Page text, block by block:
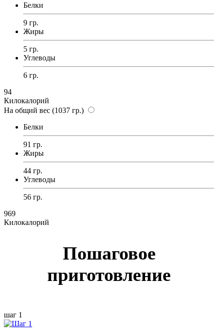
Белки
9 гр.
Жиры
5 гр.
Углеводы
6 гр.
94
Килокалорий
На общий вес (1037 гр.)
Белки
91 гр.
Жиры
44 гр.
Углеводы
56 гр.
969
Килокалорий
Пошаговое
приготовление
шаг 1